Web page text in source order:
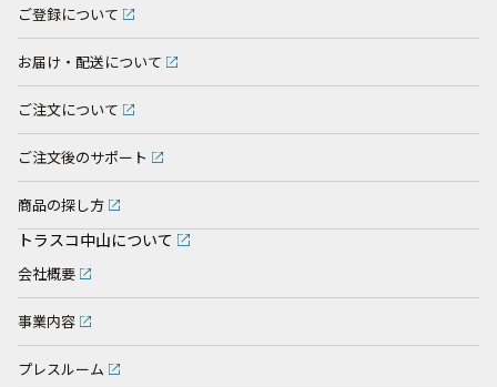
ご登録について
お届け・配送について
ご注文について
ご注文後のサポート
商品の探し方
トラスコ中山について
会社概要
事業内容
プレスルーム